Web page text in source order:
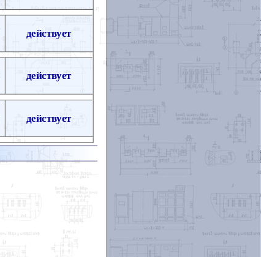
действует
действует
действует